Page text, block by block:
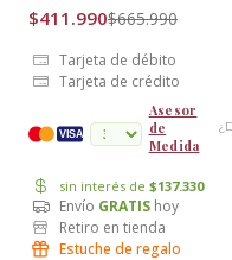
$411.990$665.990
Tarjeta de débito
Tarjeta de crédito
VISA
Asesor
de
Medida
sin interés de $137.330
Envío GRATIS hoy
Retiro en tienda
Estuche de regalo